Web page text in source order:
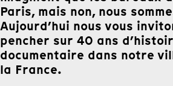
Paris, mais non, nous
Aujourd’hui nous vous
pencher sur 40 ans
documentaire dans notre
la France.